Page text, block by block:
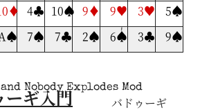
4♣ 10♠ 9♦ 9♥ 3♥
5♠
7♠ 7♣ 2♠ 6♠ 3♣ 9♠
Nobody Explodes Mod
バドゥーギ
ギ入門